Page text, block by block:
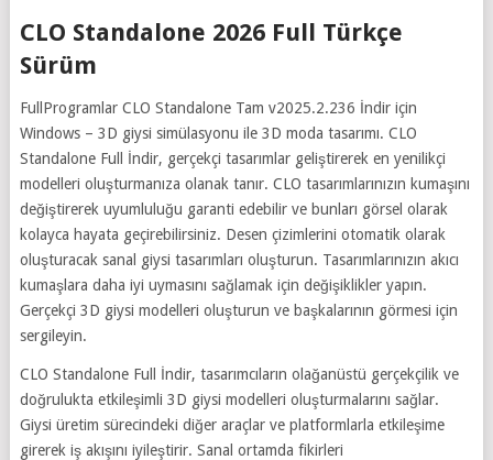
CLO Standalone 2026 Full Türkçe
Sürüm
FullProgramlar CLO Standalone Tam v2025.2.236 İndir için
Windows – 3D giysi simülasyonu ile 3D moda tasarımı. CLO
Standalone Full İndir, gerçekçi tasarımlar geliştirerek en yenilikçi
modelleri oluşturmanıza olanak tanır. CLO tasarımlarınızın kumaşını
değiştirerek uyumluluğu garanti edebilir ve bunları görsel olarak
kolayca hayata geçirebilirsiniz. Desen çizimlerini otomatik olarak
oluşturacak sanal giysi tasarımları oluşturun. Tasarımlarınızın akıcı
kumaşlara daha iyi uymasını sağlamak için değişiklikler yapın.
Gerçekçi 3D giysi modelleri oluşturun ve başkalarının görmesi için
sergileyin.
CLO Standalone Full İndir, tasarımcıların olağanüstü gerçekçilik ve
doğrulukta etkileşimli 3D giysi modelleri oluşturmalarını sağlar.
Giysi üretim sürecindeki diğer araçlar ve platformlarla etkileşime
girerek iş akışını iyileştirir. Sanal ortamda fikirleri